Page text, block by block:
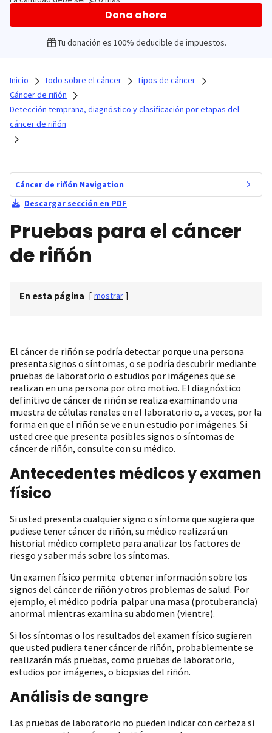
Dona ahora
Tu donación es 100% deducible de impuestos.
Inicio Todo sobre el cáncer
Tipos de cáncer
Cáncer de riñón
Detección temprana, diagnóstico y clasificación por etapas del
cáncer de riñón
Cáncer de riñón Navigation
Descargar sección en PDF
Pruebas para el cáncer
de riñón
En esta página [ mostrar ]
El cáncer de riñón se podría detectar porque una persona
presenta signos o síntomas, o se podría descubrir mediante
pruebas de laboratorio o estudios por imágenes que se
realizan en una persona por otro motivo. El diagnóstico
definitivo de cáncer de riñón se realiza examinando una
muestra de células renales en el laboratorio o, a veces, por la
forma en que el riñón se ve en un estudio por imágenes. Si
usted cree que presenta posibles signos o síntomas de
cáncer de riñón, consulte con su médico.
Antecedentes médicos y examen
físico
Si usted presenta cualquier signo o síntoma que sugiera que
pudiese tener cáncer de riñón, su médico realizará un
historial médico completo para analizar los factores de
riesgo y saber más sobre los síntomas.
Un examen físico permite obtener información sobre los
signos del cáncer de riñón y otros problemas de salud. Por
ejemplo, el médico podría palpar una masa (protuberancia)
anormal mientras examina su abdomen (vientre).
Si los síntomas o los resultados del examen físico sugieren
que usted pudiera tener cáncer de riñón, probablemente se
realizarán más pruebas, como pruebas de laboratorio,
estudios por imágenes, o biopsias del riñón.
Análisis de sangre
Las pruebas de laboratorio no pueden indicar con certeza si